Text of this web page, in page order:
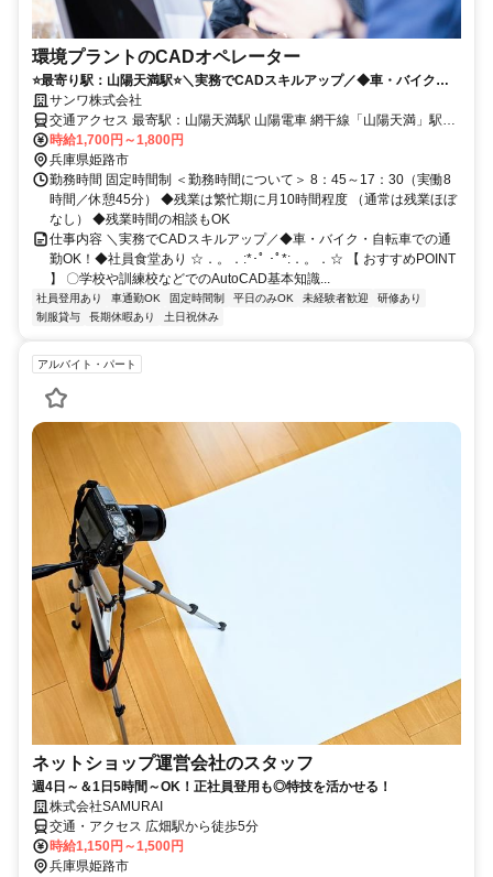
環境プラントのCADオペレーター
⭐️最寄り駅：山陽天満駅⭐️＼実務でCADスキルアップ／◆車・バイク・
自転車での通勤OK！◆社員食堂あり
サンワ株式会社
交通アクセス 最寄駅：山陽天満駅 山陽電車 網干線「山陽天満」駅
（自転車 10分・車／バイク 5分） 山陽電車 網干線「平松」駅 （車／
バイク 5分） JR 山陽本線「はりま勝原」駅 （車／バイク 15分） ◆
自転車・バイク・車での通勤OK
時給1,700円～1,800円
兵庫県姫路市
勤務時間 固定時間制 ＜勤務時間について＞ 8：45～17：30（実働8
時間／休憩45分） ◆残業は繁忙期に月10時間程度 （通常は残業ほぼ
なし） ◆残業時間の相談もOK
仕事内容 ＼実務でCADスキルアップ／◆車・バイク・自転車での通
勤OK！◆社員食堂あり ☆．。．:*･ﾟ ･ﾟ*:．。．☆ 【 おすすめPOINT
】 〇学校や訓練校などでのAutoCAD基本知識...
社員登用あり 車通勤OK 固定時間制 平日のみOK 未経験者歓迎
研修あり
制服貸与
長期休暇あり 土日祝休み
アルバイト・パート
ネットショップ運営会社のスタッフ
週4日～＆1日5時間～OK！正社員登用も◎特技を活かせる！
株式会社SAMURAI
交通・アクセス 広畑駅から徒歩5分
時給1,150円～1,500円
兵庫県姫路市